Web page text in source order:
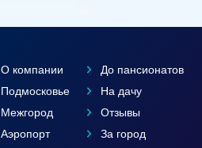
О компании
Подмосковье
Межгород
Аэропорт
До пансионатов
На дачу
Отзывы
За город